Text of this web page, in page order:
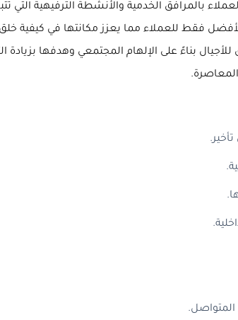
بالمرافق الخدمية والأنشطة الترفيهية التي
فقط للعملاء مما يعزز مكانتها في كيفية
بناءً على الإلهام المجتمعي وهدفها
المتواصل.